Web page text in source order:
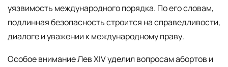
уязвимость международного порядка. По его словам,
подлинная безопасность строится на справедливости,
диалоге и уважении к международному праву.
Особое внимание Лев XIV уделил вопросам абортов и